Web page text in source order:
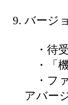
バージ
・待
・「
・フ
アバー